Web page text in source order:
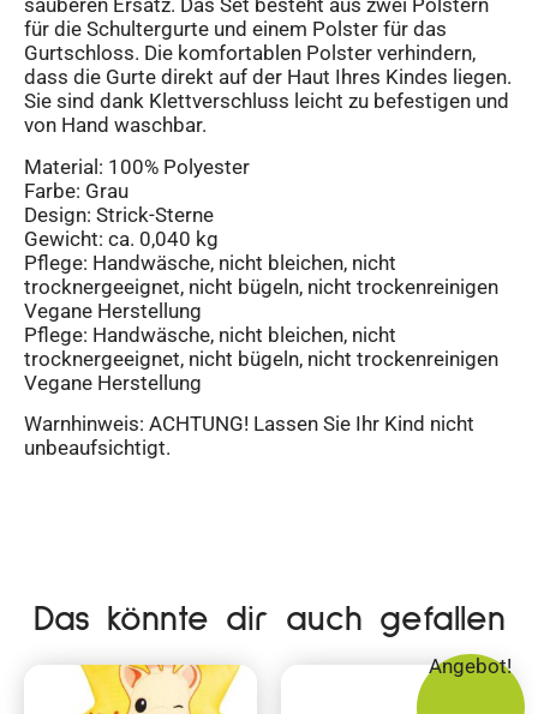
sauberen Ersatz. Das Set besteht aus zwei Polstern
für die Schultergurte und einem Polster für das
Gurtschloss. Die komfortablen Polster verhindern,
dass die Gurte direkt auf der Haut Ihres Kindes liegen.
Sie sind dank Klettverschluss leicht zu befestigen und
von Hand waschbar.
Material: 100% Polyester
Farbe: Grau
Design: Strick-Sterne
Gewicht: ca. 0,040 kg
Pflege: Handwäsche, nicht bleichen, nicht
trocknergeeignet, nicht bügeln, nicht trockenreinigen
Vegane Herstellung
Pflege: Handwäsche, nicht bleichen, nicht
trocknergeeignet, nicht bügeln, nicht trockenreinigen
Vegane Herstellung
Warnhinweis: ACHTUNG! Lassen Sie Ihr Kind nicht
unbeaufsichtigt.
Das könnte dir auch gefallen
Angebot!